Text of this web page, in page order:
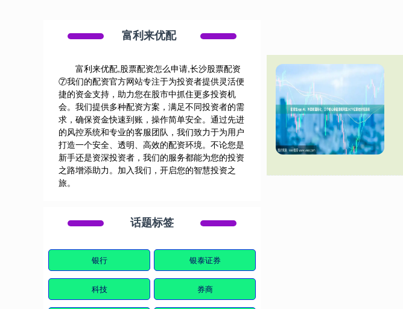
富利来优配
富利来优配,股票配资怎么申请,长沙股票配资
⑦我们的配资官方网站专注于为投资者提供灵活便
捷的资金支持，助力您在股市中抓住更多投资机
会。我们提供多种配资方案，满足不同投资者的需
求，确保资金快速到账，操作简单安全。通过先进
的风控系统和专业的客服团队，我们致力于为用户
打造一个安全、透明、高效的配资环境。不论您是
新手还是资深投资者，我们的服务都能为您的投资
之路增添助力。加入我们，开启您的智慧投资之
旅。
话题标签
银行 银泰证券
科技 券商